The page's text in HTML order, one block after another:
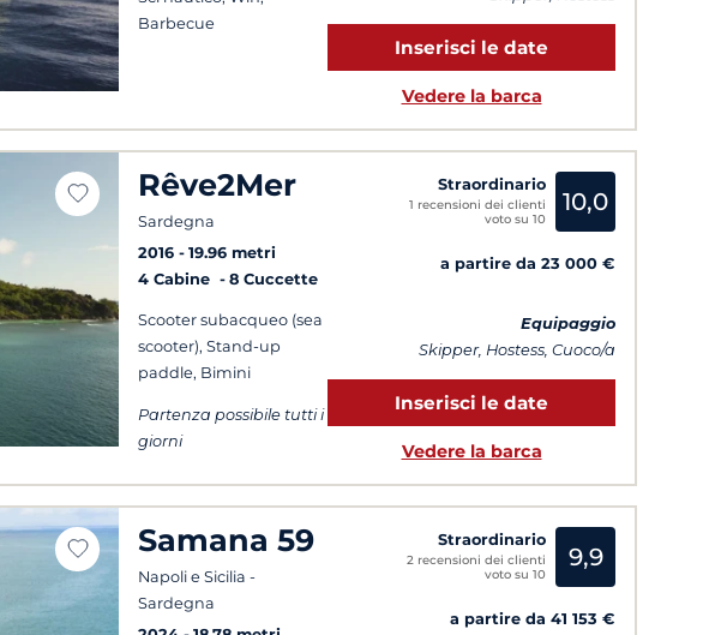
Barbecue
Inserisci le date
Vedere la barca
Rêve2Mer
Sardegna
2016
19.96 metri
4 Cabine
8 Cuccette
Scooter subacqueo (sea
scooter), Stand-up
paddle, Bimini
Partenza possibile tutti i
giorni
Straordinario
1 recensioni dei clienti
voto su 10
10,0
a partire da 23 000 €
Equipaggio
Skipper, Hostess, Cuoco/a
Inserisci le date
Vedere la barca
Samana 59
Napoli e Sicilia -
Sardegna
Straordinario
2 recensioni dei clienti
voto su 10
9,9
a partire da 41 153 €